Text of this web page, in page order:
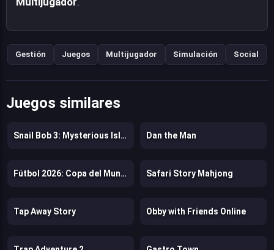
Gestión Juegos Multijugador Simulación Social
Juegos similares
Snail Bob 3: Mysterious Island Dan the Man
Fútbol 2026: Copa del Mundo Safari Story Mahjong
Tap Away Story Obby with Friends Online